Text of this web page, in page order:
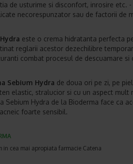
de usturime si disconfort, inrosire etc.
necorespunzator sau de factorii de
este o crema hidratanta perfecta
reglarii acestor dezechilibre
combat procesul de descuamare si
Sebium Hydra de doua ori pe zi, pe
elastic, stralucior si cu un aspect mult
Sebium Hydra de la Bioderma face ca
foarte sensibil.
in cea mai apropiata farmacie Catena